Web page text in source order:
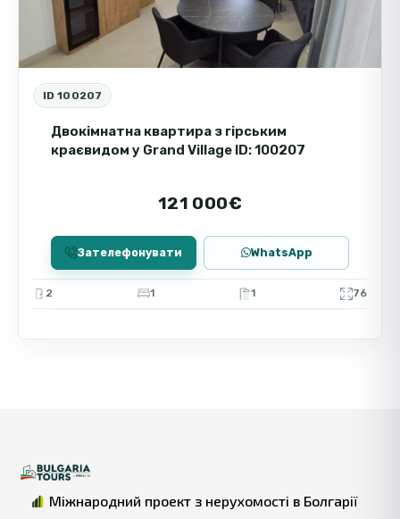
ID 100207
Двокімнатна квартира з гірським
краєвидом у Grand Village ID: 100207
121 000€
Зателефонувати WhatsApp
2 1 1 76
Міжнародний проект з нерухомості в Болгарії